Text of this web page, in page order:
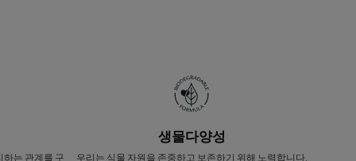
는 관계를 구
생물다양성
우리는 식물 자원을 존중하고 보존하기 위해 노력합니다.